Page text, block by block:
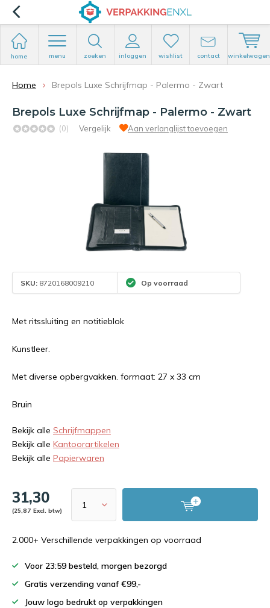
home menu zoeken inloggen wishlist contact winkelwagen
Home Brepols Luxe Schrijfmap - Palermo - Zwart
Brepols Luxe Schrijfmap - Palermo - Zwart
(0) Vergelijk Aan verlanglijst toevoegen
SKU: 8720168009210 Op voorraad
Met ritssluiting en notitieblok
Kunstleer.
Met diverse opbergvakken. formaat: 27 x 33 cm
Bruin
Bekijk alle Schrijfmappen
Bekijk alle Kantoorartikelen
Bekijk alle Papierwaren
31,30
(25,87 Excl. btw)
2.000+ Verschillende verpakkingen op voorraad
Voor 23:59 besteld, morgen bezorgd
Gratis verzending vanaf €99,-
Jouw logo bedrukt op verpakkingen